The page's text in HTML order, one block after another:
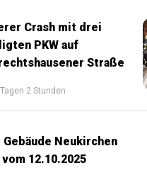
Crash mit drei
PKW auf
Straße
2 Stunden
Gebäude Neukirchen
12.10.2025